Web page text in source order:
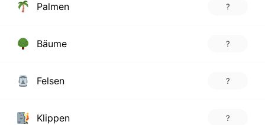
Palmen ?
Bäume ?
Felsen ?
Klippen ?